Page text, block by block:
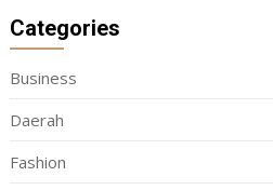
Categories
Business
Daerah
Fashion